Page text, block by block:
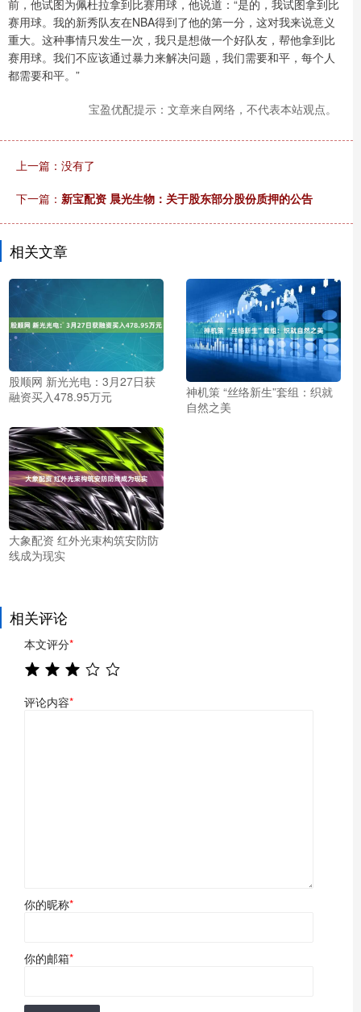
前，他试图为佩杜拉拿到比赛用球，他说道：“是的，我试图拿到比
赛用球。我的新秀队友在NBA得到了他的第一分，这对我来说意义
重大。这种事情只发生一次，我只是想做一个好队友，帮他拿到比
赛用球。我们不应该通过暴力来解决问题，我们需要和平，每个人
都需要和平。”
宝盈优配提示：文章来自网络，不代表本站观点。
上一篇：没有了
下一篇： 新宝配资 晨光生物：关于股东部分股份质押的公告
相关文章
股顺网 新光光电：3月27日获
融资买入478.95万元
神机策 “丝络新生”套组：织就
自然之美
大象配资 红外光束构筑安防防
线成为现实
相关评论
本文评分*
评论内容*
你的昵称*
你的邮箱*